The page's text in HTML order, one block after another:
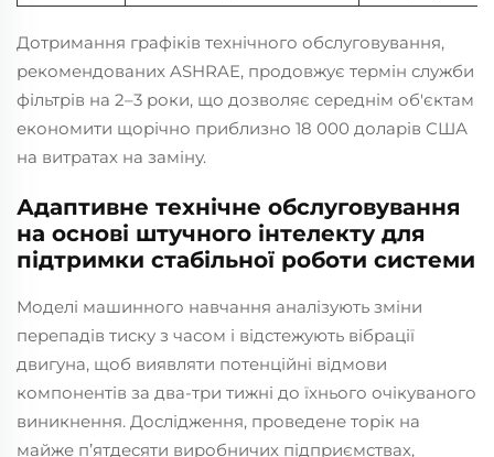
Дотримання графіків технічного обслуговування,
рекомендованих ASHRAE, продовжує термін служби
фільтрів на 2–3 роки, що дозволяє середнім об'єктам
економити щорічно приблизно 18 000 доларів США
на витратах на заміну.
Адаптивне технічне обслуговування
на основі штучного інтелекту для
підтримки стабільної роботи системи
Моделі машинного навчання аналізують зміни
перепадів тиску з часом і відстежують вібрації
двигуна, щоб виявляти потенційні відмови
компонентів за два-три тижні до їхнього очікуваного
виникнення. Дослідження, проведене торік на
майже п’ятдесяти виробничих підприємствах,